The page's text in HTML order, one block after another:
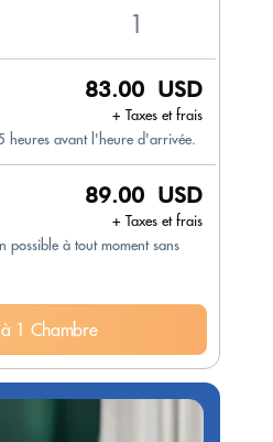
83.00 USD
+ Taxes et frais
heures avant l'heure d'arrivée.
89.00 USD
+ Taxes et frais
possible à tout moment sans
1 Chambre